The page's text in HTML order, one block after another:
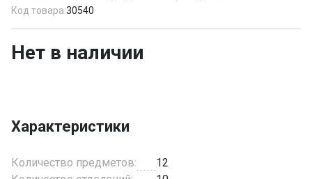
Код товара:30540
Нет в наличии
Характеристики
Количество предметов:
12